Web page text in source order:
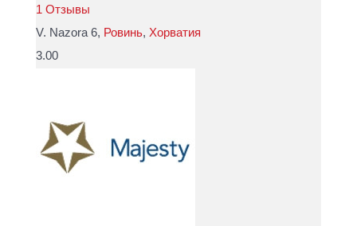
1 Отзывы
V. Nazora 6, Ровинь, Хорватия
3.00